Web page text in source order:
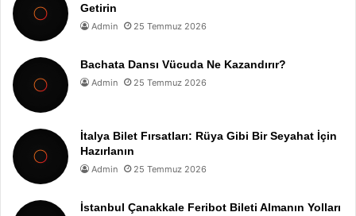
Getirin
Admin 25 Temmuz 2026
Bachata Dansı Vücuda Ne Kazandırır?
Admin 25 Temmuz 2026
İtalya Bilet Fırsatları: Rüya Gibi Bir Seyahat İçin
Hazırlanın
Admin 25 Temmuz 2026
İstanbul Çanakkale Feribot Bileti Almanın Yolları